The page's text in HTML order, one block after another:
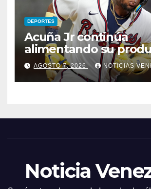
DEPORTES
Acuña Jr continúa
alimentando su
jonronera
AGOSTO 7, 2026 NOTICIAS
Noticia